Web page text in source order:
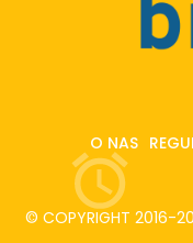
O NAS
© COPYRIGHT 2016-